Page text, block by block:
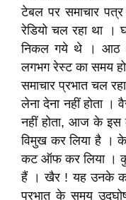
टेबल पर समाचार
रेडियो चल रहा था
निकल गये थे । आठ
लगभग रेस्ट का समय
समाचार प्रभात चल
लेना देना नहीं होता ।
नहीं होता, आज के इस
विमुख कर लिया है ।
कट ऑफ कर लिया ।
हैं । खैर ! यह उनके
प्रभात के समय